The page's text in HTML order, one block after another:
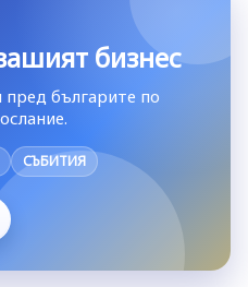
бизнес
пред българите по
СЪБИТИЯ